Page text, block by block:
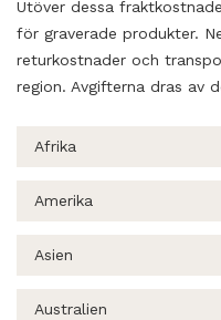
Utöver dessa
för graverade produkter.
returkostnader och
region. Avgifterna dras av
Afrika
Amerika
Asien
Australien